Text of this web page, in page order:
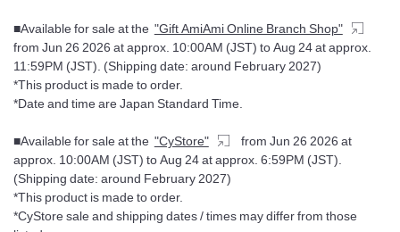
■Available for sale at the "Gift AmiAmi Online Branch Shop"
from Jun 26 2026 at approx. 10:00AM (JST) to Aug 24 at approx.
11:59PM (JST). (Shipping date: around February 2027)
*This product is made to order.
*Date and time are Japan Standard Time.
■Available for sale at the "CyStore"
from Jun 26 2026 at
approx. 10:00AM (JST) to Aug 24 at approx. 6:59PM (JST).
(Shipping date: around February 2027)
*This product is made to order.
*CyStore sale and shipping dates / times may differ from those